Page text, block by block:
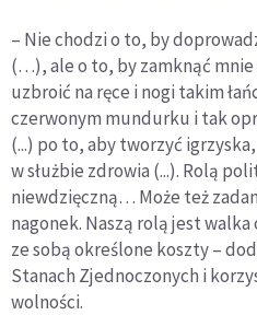
– Nie chodzi o to, by
(…), ale o to, by zamknąć mnie
uzbroić na ręce i nogi takim
czerwonym mundurku i tak
(...) po to, aby tworzyć
w służbie zdrowia (...). Rolą
niewdzięczną… Może też
nagonek. Naszą rolą jest walka
ze sobą określone koszty –
Stanach Zjednoczonych i
wolności.